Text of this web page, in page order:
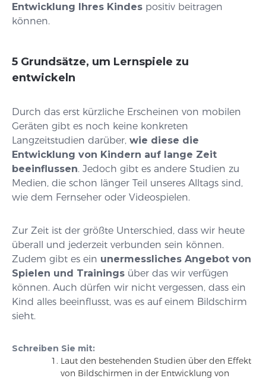
Entwicklung Ihres Kindes positiv beitragen
können.
5 Grundsätze, um Lernspiele zu
entwickeln
Durch das erst kürzliche Erscheinen von mobilen
Geräten gibt es noch keine konkreten
Langzeitstudien darüber, wie diese die
Entwicklung von Kindern auf lange Zeit
beeinflussen. Jedoch gibt es andere Studien zu
Medien, die schon länger Teil unseres Alltags sind,
wie dem Fernseher oder Videospielen.
Zur Zeit ist der größte Unterschied, dass wir heute
überall und jederzeit verbunden sein können.
Zudem gibt es ein unermessliches Angebot von
Spielen und Trainings über das wir verfügen
können. Auch dürfen wir nicht vergessen, dass ein
Kind alles beeinflusst, was es auf einem Bildschirm
sieht.
Schreiben Sie mit:
Laut den bestehenden Studien über den Effekt
von Bildschirmen in der Entwicklung von